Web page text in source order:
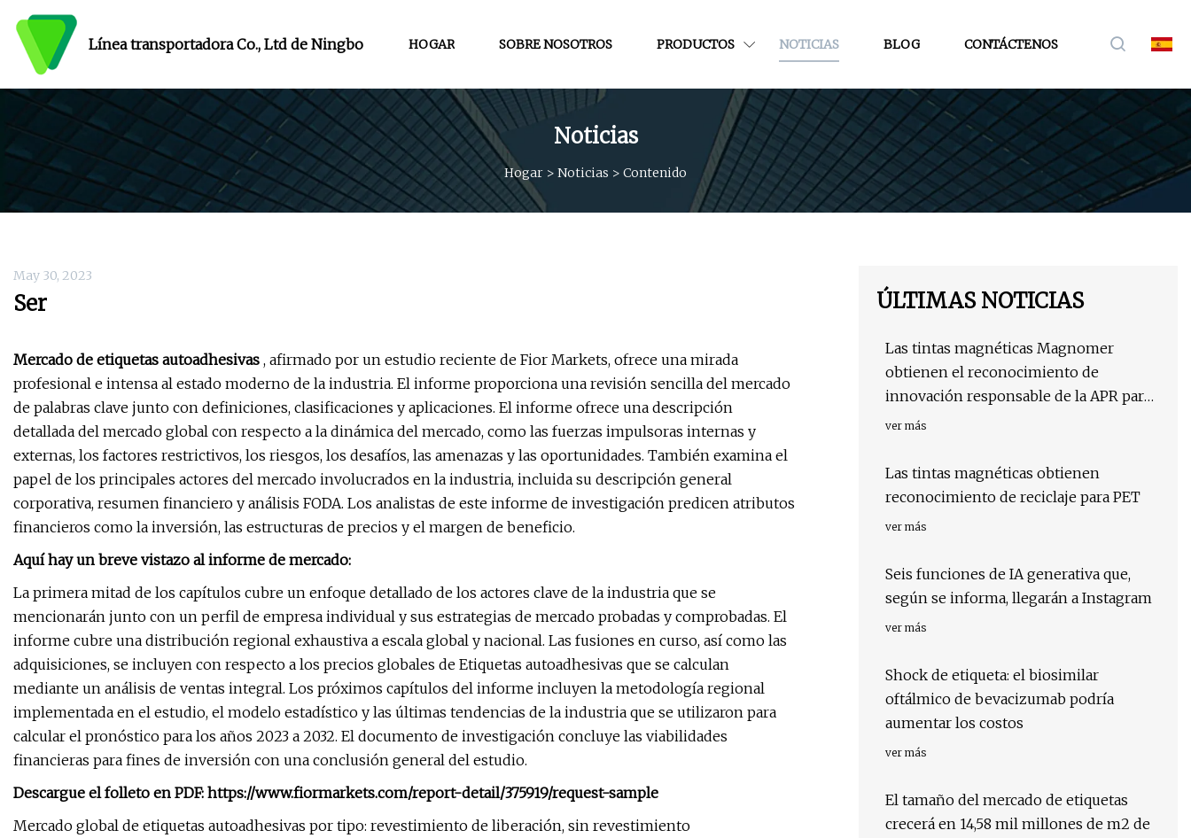
Línea transportadora Co., Ltd de Ningbo HOGAR SOBRE NOSOTROS PRODUCTOS NOTICIAS BLOG CONTÁCTENOS
Noticias
Hogar > Noticias > Contenido
May 30, 2023
Ser
Mercado de etiquetas autoadhesivas , afirmado por un estudio reciente de Fior Markets, ofrece una mirada
profesional e intensa al estado moderno de la industria. El informe proporciona una revisión sencilla del mercado
de palabras clave junto con definiciones, clasificaciones y aplicaciones. El informe ofrece una descripción
detallada del mercado global con respecto a la dinámica del mercado, como las fuerzas impulsoras internas y
externas, los factores restrictivos, los riesgos, los desafíos, las amenazas y las oportunidades. También examina el
papel de los principales actores del mercado involucrados en la industria, incluida su descripción general
corporativa, resumen financiero y análisis FODA. Los analistas de este informe de investigación predicen atributos
financieros como la inversión, las estructuras de precios y el margen de beneficio.
Aquí hay un breve vistazo al informe de mercado:
La primera mitad de los capítulos cubre un enfoque detallado de los actores clave de la industria que se
mencionarán junto con un perfil de empresa individual y sus estrategias de mercado probadas y comprobadas. El
informe cubre una distribución regional exhaustiva a escala global y nacional. Las fusiones en curso, así como las
adquisiciones, se incluyen con respecto a los precios globales de Etiquetas autoadhesivas que se calculan
mediante un análisis de ventas integral. Los próximos capítulos del informe incluyen la metodología regional
implementada en el estudio, el modelo estadístico y las últimas tendencias de la industria que se utilizaron para
calcular el pronóstico para los años 2023 a 2032. El documento de investigación concluye las viabilidades
financieras para fines de inversión con una conclusión general del estudio.
Descargue el folleto en PDF: https://www.fiormarkets.com/report-detail/375919/request-sample
Mercado global de etiquetas autoadhesivas por tipo: revestimiento de liberación, sin revestimiento
ÚLTIMAS NOTICIAS
Las tintas magnéticas Magnomer
obtienen el reconocimiento de
innovación responsable de la APR para
PET
ver más
Las tintas magnéticas obtienen
reconocimiento de reciclaje para PET
ver más
Seis funciones de IA generativa que,
según se informa, llegarán a Instagram
ver más
Shock de etiqueta: el biosimilar
oftálmico de bevacizumab podría
aumentar los costos
ver más
El tamaño del mercado de etiquetas
crecerá en 14,58 mil millones de m2 de